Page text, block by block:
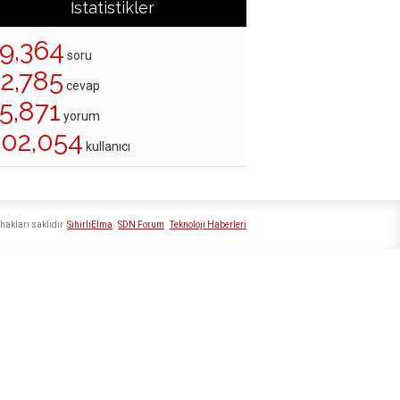
İstatistikler
soru
cevap
yorum
kullanıcı
SihirliElma SDN Forum Teknoloji Haberleri
saklıdır